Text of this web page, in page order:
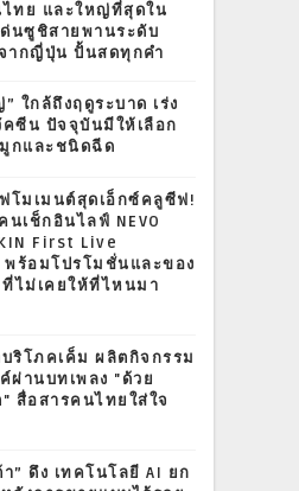
ทย และใหญ่ที่สุดใน
ด่นซูชิสายพานระดับ
ากญี่ปุ่น ปั้นสดทุกคำ
ใกล้ถึงฤดูระบาด เร่ง
ซีน ปัจจุบันมีให้เลือก
กและชนิดฉีด
โมเมนต์สุดเอ็กซ์คลูซีฟ!
เช็กอินไลฟ์ NEVO
First Live
ร้อมโปรโมชั่นและของ
ไม่เคยให้ที่ไหนมา
ริโภคเค็ม ผลิตกิจกรรม
ผ่านบทเพลง "ด้วย
สื่อสารคนไทยใส่ใจ
” ดึง เทคโนโลยี AI ยก